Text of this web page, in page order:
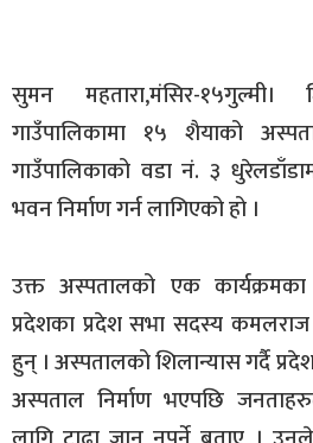
सुमन महतारा,मंसिर-१५गुल्मी।
गाउँपालिकामा १५ शैयाको
गाउँपालिकाको वडा नं. ३
भवन निर्माण गर्न लागिएको हो ।
उक्त अस्पतालको एक
प्रदेशका प्रदेश सभा सदस्य कमलराज
हुन् । अस्पतालको शिलान्यास गर्दै
अस्पताल निर्माण भएपछि